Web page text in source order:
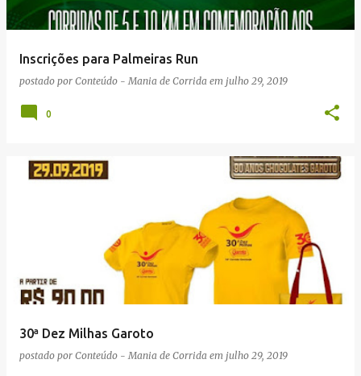
Inscrições para Palmeiras Run
postado por Conteúdo - Mania de Corrida em julho 29, 2019
0
30ª Dez Milhas Garoto
postado por Conteúdo - Mania de Corrida em julho 29, 2019